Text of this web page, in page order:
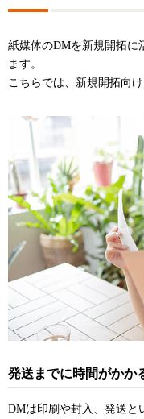
紙媒体のDMを新規開拓に
ます。
こちらでは、新規開拓向
発送までに時間がかか
DMは印刷や封入、発送と